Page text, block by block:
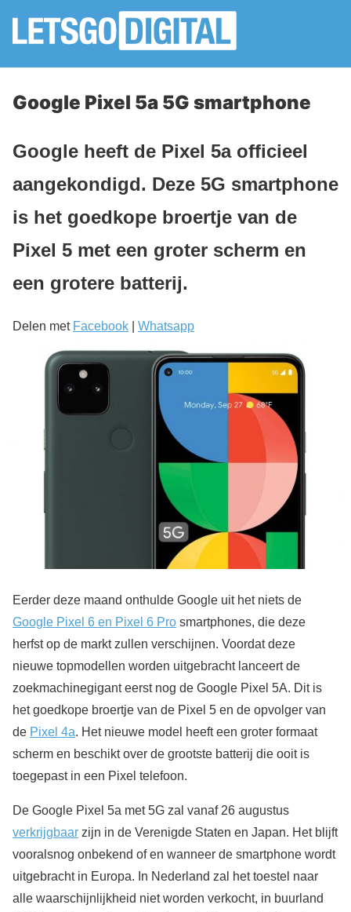
Google Pixel 5a 5G smartphone
Google heeft de Pixel 5a officieel
aangekondigd. Deze 5G smartphone
is het goedkope broertje van de
Pixel 5 met een groter scherm en
een grotere batterij.
Delen met Facebook Whatsapp
Eerder deze maand onthulde Google uit het niets de
Google Pixel 6 en Pixel 6 Pro smartphones, die deze
herfst op de markt zullen verschijnen. Voordat deze
nieuwe topmodellen worden uitgebracht lanceert de
zoekmachinegigant eerst nog de Google Pixel 5A. Dit is
het goedkope broertje van de Pixel 5 en de opvolger van
de Pixel 4a. Het nieuwe model heeft een groter formaat
scherm en beschikt over de grootste batterij die ooit is
toegepast in een Pixel telefoon.
De Google Pixel 5a met 5G zal vanaf 26 augustus
verkrijgbaar zijn in de Verenigde Staten en Japan. Het blijft
vooralsnog onbekend of en wanneer de smartphone wordt
uitgebracht in Europa. In Nederland zal het toestel naar
alle waarschijnlijkheid niet worden verkocht, in buurland